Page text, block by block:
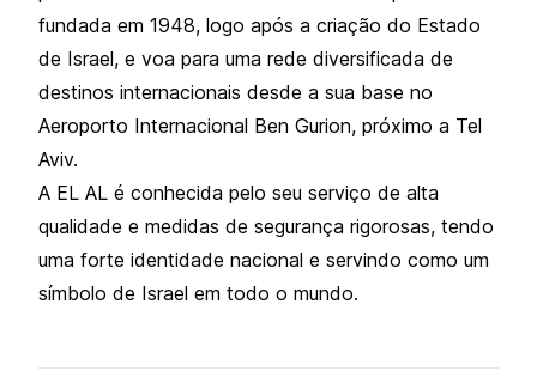
fundada em 1948, logo após a criação do Estado
de Israel, e voa para uma rede diversificada de
destinos internacionais desde a sua base no
Aeroporto Internacional Ben Gurion, próximo a Tel
Aviv.
A EL AL é conhecida pelo seu serviço de alta
qualidade e medidas de segurança rigorosas, tendo
uma forte identidade nacional e servindo como um
símbolo de Israel em todo o mundo.